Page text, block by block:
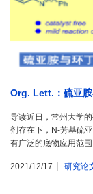
Org. Lett.：硫亚
导读近日，常州大学
剂存在下，N-芳基硫
有广泛的底物应用范
2021/12/17 研究论